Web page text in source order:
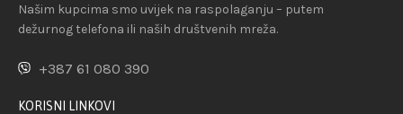
Našim kupcima smo uvijek na raspolaganju – putem
dežurnog telefona ili naših društvenih mreža.
+387 61 080 390
KORISNI LINKOVI